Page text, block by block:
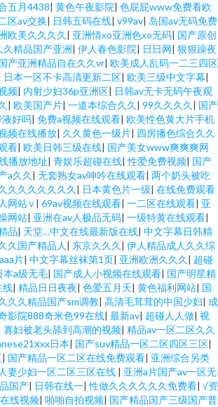
五月4438| 黄色午夜影院| 色屁屁www免费看欧
区av交换| 日韩五码在线| v99av| 岛国av无码免费
欧美久久久久 | 亚洲情xo亚洲色xo无码| 国产原创
久精品国产亚洲| 伊人春色影院| 日日网| 狠狠躁夜
产亚洲精品自在久久vr| 欧美成人乱码一二三四区
日本一区不卡高清更新二区| 欧美三级中文字幕|
频| 内射少妇36p亚洲区| 日韩av无卡无码午夜观
| 欧美国产片| 一道本综合久久 | 99久久久久 | 国产
好吗| 免费a视频在线观看| 欧美性色黄大片手机
频在线播放| 久久黄色一级片| 四房播色综合久久
看| 欧美日韩三级在线| 国产美女www爽爽爽网
播放地址| 青娱乐超碰在线|性爱免费视频| 国产
a久久 | 无套熟女av呻吟在线观看| 两个奶头被吃
久久久久久久久 | 日本黄色片一级| 在线免费观看
网站∨| 69av视频在线观看| 一二区在线观看| 亚
网站| 亚洲在av人极品无码| 一级特黄在线观看|
品| 天堂…中文在线最新版在线| 中文字幕日韩精
久国产精品人 | 东京久久久 | 伊人精品成人久久综
片| 中文字幕丝袜第1页| 亚洲欧洲久久久 | 超碰
本a级无毛| 国产成人小视频在线观看| 国产明星精
线| 精品日日夜夜| 色爱五月天| 黄色福利网站| 国
久久精品国产sm调教| 高清毛茸茸的中国少妇| 成
影院888奇米色99在线| 最新av| 超碰人人做| 视
寡妇被老头舔到高潮的视频| 精品av一区二区久久
日本| 国产suv精品一区二区四区三区|
| 国产精品一区二区在线免费观看| 亚洲综合另类
妻少妇一区二区三区在线 | 亚洲a片国产av一区无
国产| 日韩在线一|性做久久久久久久免费看| √资
线视频| 啪啪自拍视频| 国产精品国产三级国产普